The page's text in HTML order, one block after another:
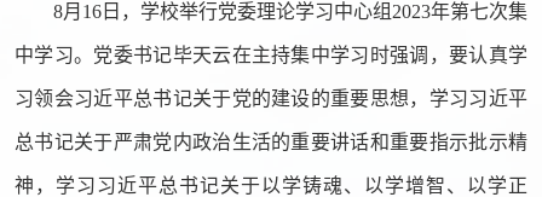
8月16日，学校举行党委理论学习中心组2023年第七次集
中学习。党委书记毕天云在主持集中学习时强调，要认真学
习领会习近平总书记关于党的建设的重要思想，学习习近平
总书记关于严肃党内政治生活的重要讲话和重要指示批示精
神，学习习近平总书记关于以学铸魂、以学增智、以学正